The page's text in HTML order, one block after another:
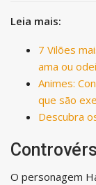
Leia mais:
7 Vilões
ama ou
Animes:
que são
Descubra
O personagem